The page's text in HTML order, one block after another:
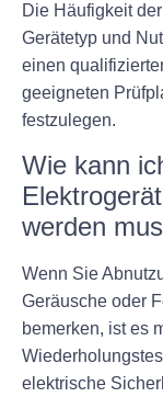
Die Häufigkeit
Gerätetyp und
einen
geeigneten
festzulegen.
Wie kann
werden
Wenn Sie
Geräusche oder
bemerken, ist es
elektrische